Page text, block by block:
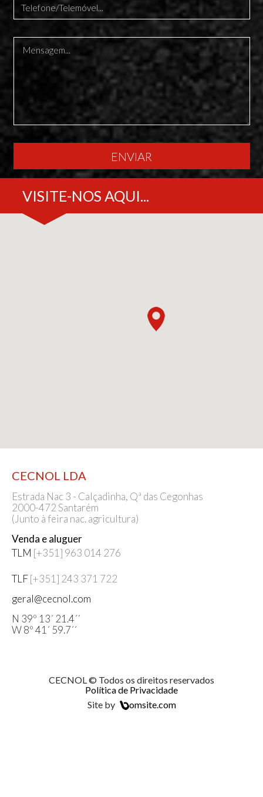
ENVIAR
VISITE-NOS AQUI...
CECNOL LDA
Estrada Nac 3 - Calçadinha, Qª das Cegonhas
2000-472 Santarém
(Junto à feira nac. agricultura)
Venda e aluguer
TLM [+351] 963 014 276
TLF[+351] 243 371 722
geral@cecnol.com
N 39º 13´ 21.4´´
W 8º 41´ 59.7´´
CECNOL © Todos os direitos reservados
Política de Privacidade
Site by
omsite.com